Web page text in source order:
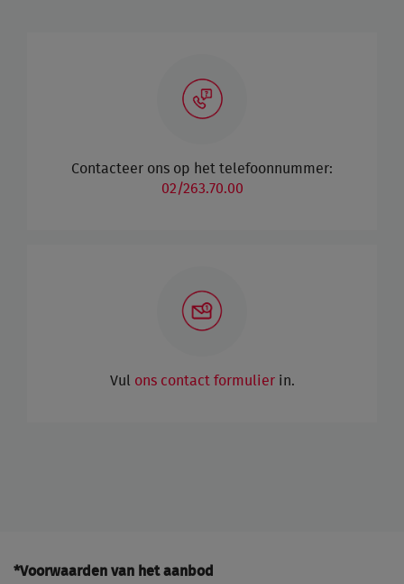
Contacteer ons op het telefoonnummer:
02/263.70.00
Vul ons contact formulierin.
*Voorwaarden van het aanbod